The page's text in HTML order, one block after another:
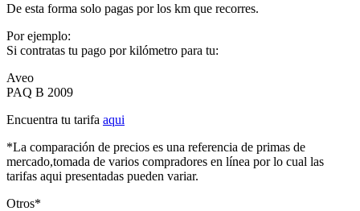
De esta forma solo pagas por los km que recorres.
Por ejemplo:
Si contratas tu pago por kilómetro para tu:
Aveo
PAQ B 2009
Encuentra tu tarifa aqui
*La comparación de precios es una referencia de primas de
mercado,tomada de varios compradores en línea por lo cual las
tarifas aqui presentadas pueden variar.
Otros*